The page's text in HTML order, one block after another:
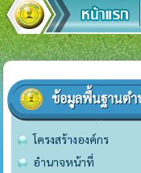
ข้อมูลพื้นฐานตำ
โครงสร้างองค์กร
อำนาจหน้าที่